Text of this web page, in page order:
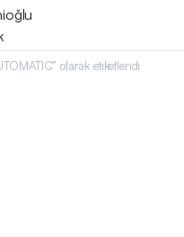
olarak etiketlendi